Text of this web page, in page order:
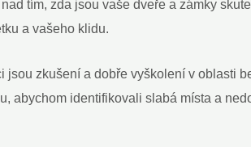
tím, zda jsou vaše dveře a zámky
a vašeho klidu.
zkušení a dobře vyškolení v oblasti
abychom identifikovali slabá místa a